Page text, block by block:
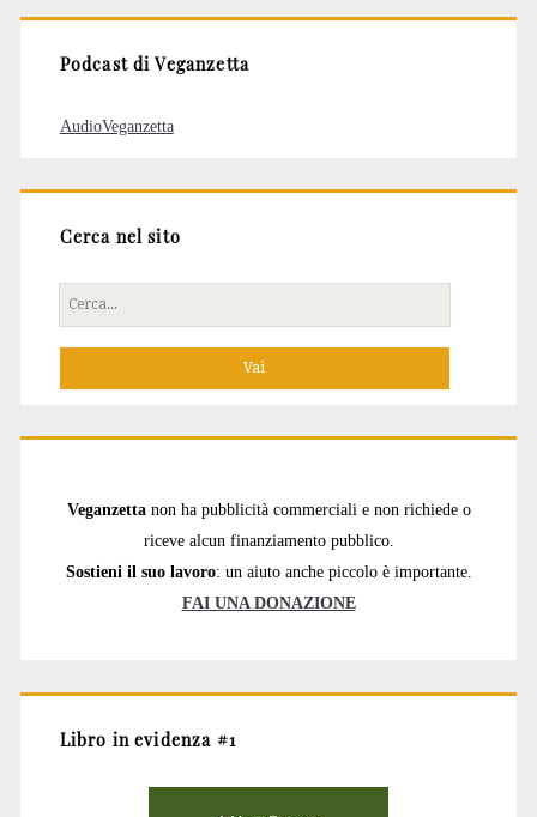
Podcast di Veganzetta
AudioVeganzetta
Cerca nel sito
Cerca
per:
Veganzetta non ha pubblicità commerciali e non richiede o
riceve alcun finanziamento pubblico.
Sostieni il suo lavoro: un aiuto anche piccolo è importante.
FAI UNA DONAZIONE
Libro in evidenza #1